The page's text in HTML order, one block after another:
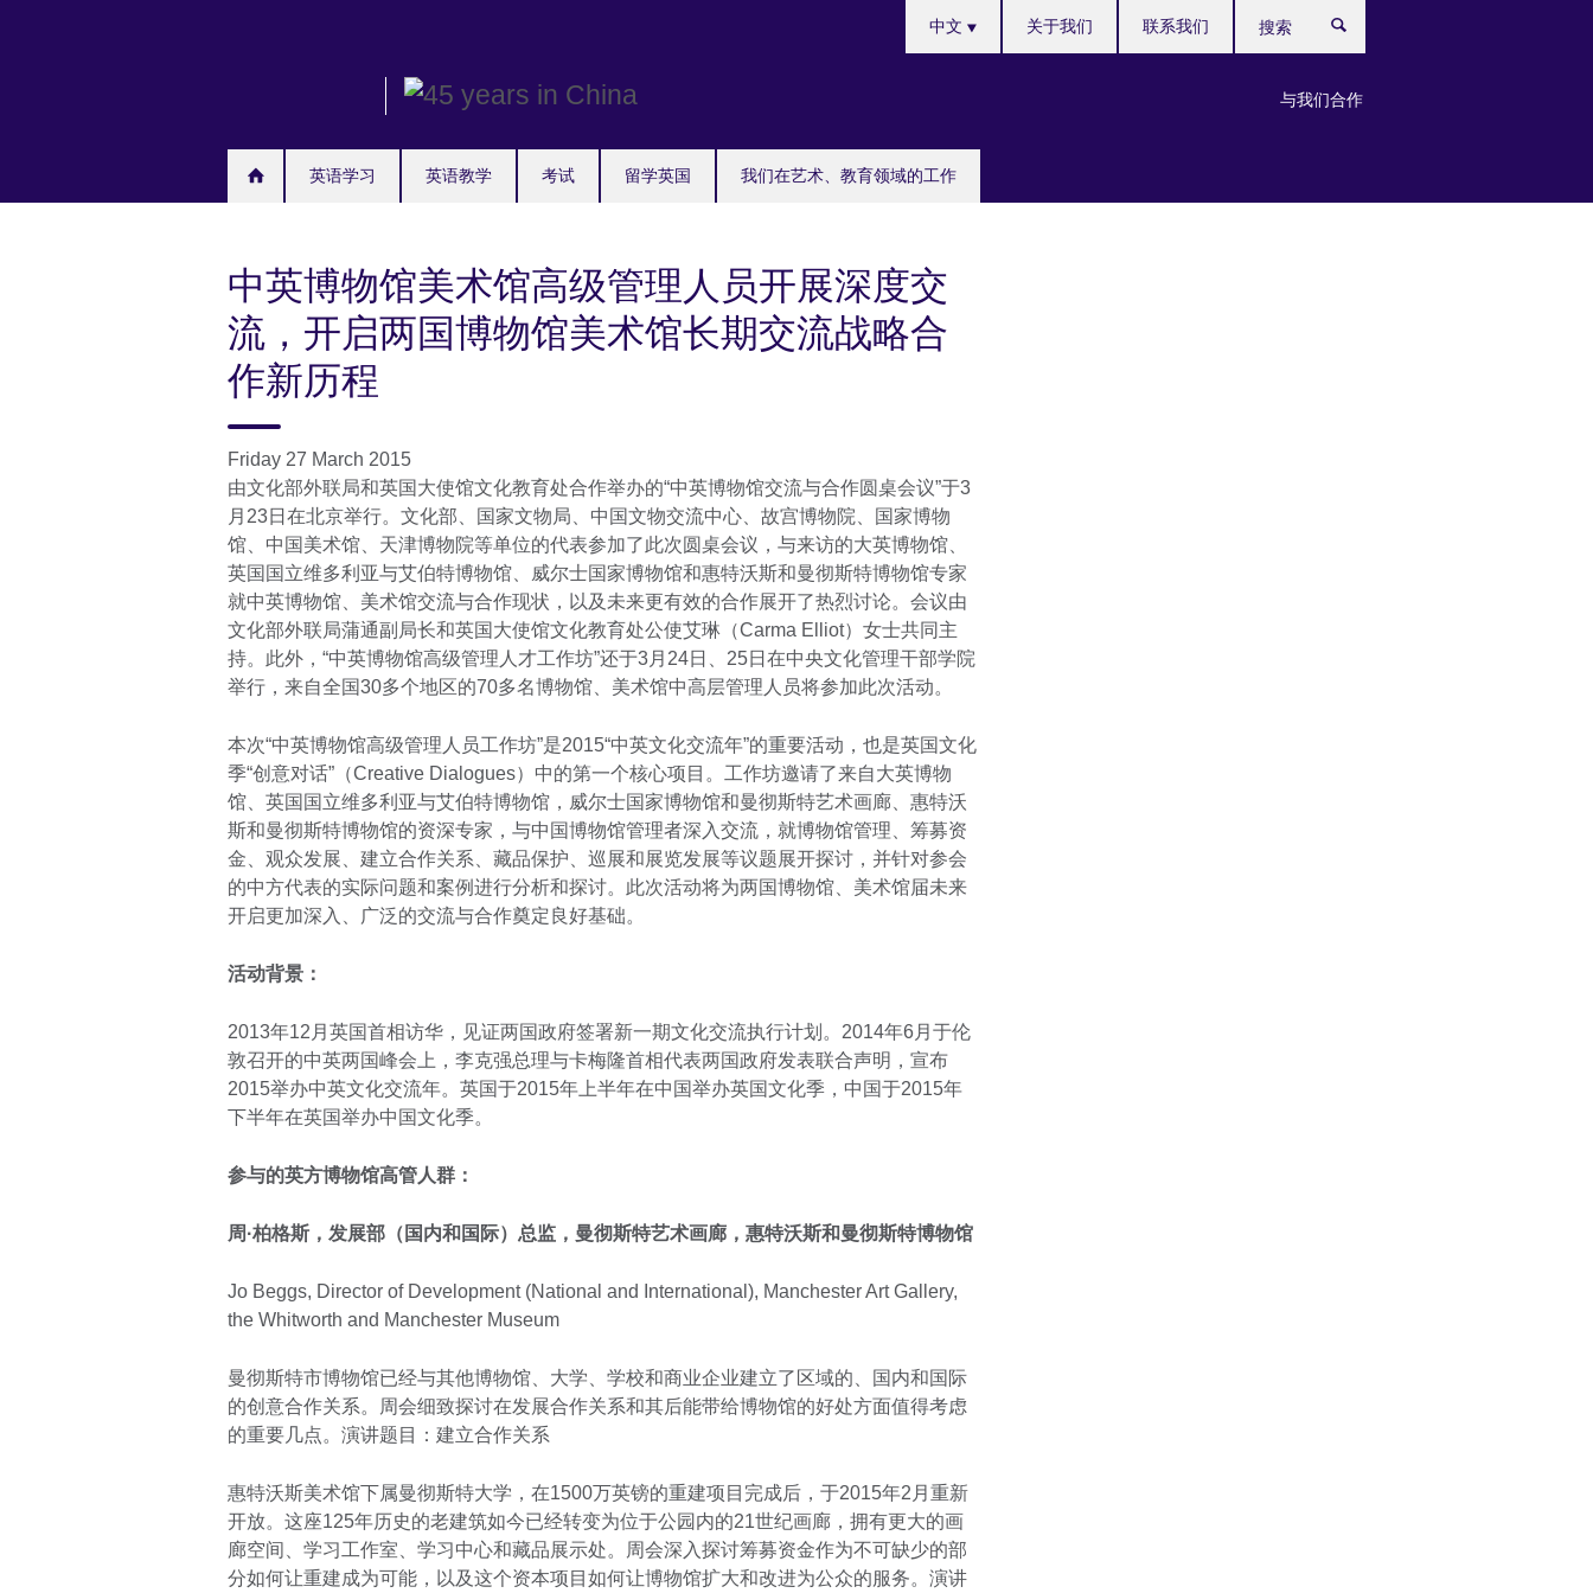
英语学习 英语教学 考试 留学英国 我们在艺术、教育领域的工作
your
中文
与我们合作
关于我们 联系我们
索
中英博物馆美术馆高级管理人员开展深度交
流，开启两国博物馆美术馆长期交流战略合
作新历程
Friday 27 March 2015
由文化部外联局和英国大使馆文化教育处合作举办的“中英博物馆交流与合作圆桌会议”于3
月23日在北京举行。文化部、国家文物局、中国文物交流中心、故宫博物院、国家博物
馆、中国美术馆、天津博物院等单位的代表参加了此次圆桌会议，与来访的大英博物馆、
英国国立维多利亚与艾伯特博物馆、威尔士国家博物馆和惠特沃斯和曼彻斯特博物馆专家
就中英博物馆、美术馆交流与合作现状，以及未来更有效的合作展开了热烈讨论。会议由
文化部外联局蒲通副局长和英国大使馆文化教育处公使艾琳（Carma Elliot）女士共同主
持。此外，“中英博物馆高级管理人才工作坊”还于3月24日、25日在中央文化管理干部学院
举行，来自全国30多个地区的70多名博物馆、美术馆中高层管理人员将参加此次活动。
本次“中英博物馆高级管理人员工作坊”是2015“中英文化交流年”的重要活动，也是英国文化
季“创意对话”（Creative Dialogues）中的第一个核心项目。工作坊邀请了来自大英博物
馆、英国国立维多利亚与艾伯特博物馆，威尔士国家博物馆和曼彻斯特艺术画廊、惠特沃
斯和曼彻斯特博物馆的资深专家，与中国博物馆管理者深入交流，就博物馆管理、筹募资
金、观众发展、建立合作关系、藏品保护、巡展和展览发展等议题展开探讨，并针对参会
的中方代表的实际问题和案例进行分析和探讨。此次活动将为两国博物馆、美术馆届未来
开启更加深入、广泛的交流与合作奠定良好基础。
活动背景：
2013年12月英国首相访华，见证两国政府签署新一期文化交流执行计划。2014年6月于伦
敦召开的中英两国峰会上，李克强总理与卡梅隆首相代表两国政府发表联合声明，宣布
2015举办中英文化交流年。英国于2015年上半年在中国举办英国文化季，中国于2015年
下半年在英国举办中国文化季。
参与的英方博物馆高管人群：
周·柏格斯，发展部（国内和国际）总监，曼彻斯特艺术画廊，惠特沃斯和曼彻斯特博物馆
Jo Beggs, Director of Development (National and International), Manchester Art Gallery,
the Whitworth and Manchester Museum
曼彻斯特市博物馆已经与其他博物馆、大学、学校和商业企业建立了区域的、国内和国际
的创意合作关系。周会细致探讨在发展合作关系和其后能带给博物馆的好处方面值得考虑
的重要几点。演讲题目：建立合作关系
惠特沃斯美术馆下属曼彻斯特大学，在1500万英镑的重建项目完成后，于2015年2月重新
开放。这座125年历史的老建筑如今已经转变为位于公园内的21世纪画廊，拥有更大的画
廊空间、学习工作室、学习中心和藏品展示处。周会深入探讨筹募资金作为不可缺少的部
分如何让重建成为可能，以及这个资本项目如何让博物馆扩大和改进为公众的服务。演讲